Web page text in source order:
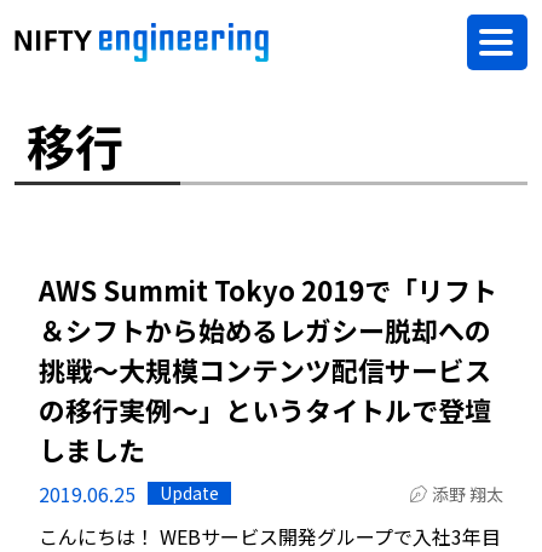
移行
AWS Summit Tokyo 2019で「リフト
＆シフトから始めるレガシー脱却への
挑戦～大規模コンテンツ配信サービス
の移行実例～」というタイトルで登壇
しました
2019.06.25 Update 添野 翔太
こんにちは！ WEBサービス開発グループで入社3年目